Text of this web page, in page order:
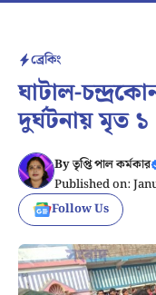
ব্রেকিং
ঘাটাল-
দুর্ঘটনায় মৃত ১
Byতৃপ্তি পাল কর্মকার
Published on:
Follow Us